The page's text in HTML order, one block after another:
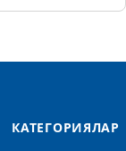
КАТЕГОРИЯЛАР